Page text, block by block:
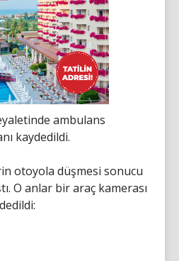
ambulans
kaydedildi.
otoyola düşmesi sonucu
O anlar bir araç kamerası